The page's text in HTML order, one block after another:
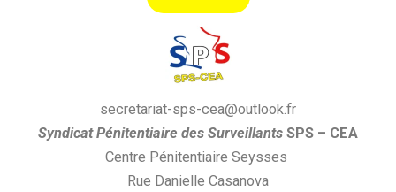
b
o
o
k
a
a
m
secretariat-sps-cea@outlook.fr
SyndicatPénitentiaire des Surveillants SPS – CEA
Centre Pénitentiaire Seysses
Rue Danielle Casanova